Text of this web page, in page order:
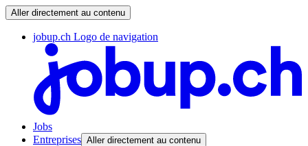
Aller directement au contenu
jobup.ch Logo de navigation
Jobs
Entreprises Aller directement au contenu